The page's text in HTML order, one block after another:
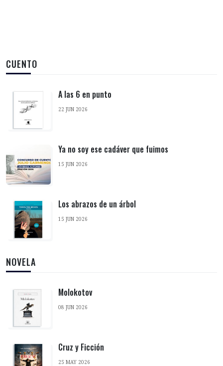
CUENTO
A las 6 en punto
22 JUN 2026
Ya no soy ese cadáver que fuimos
15 JUN 2026
Los abrazos de un árbol
15 JUN 2026
NOVELA
Molokotov
08 JUN 2026
Cruz y Ficción
25 MAY 2026